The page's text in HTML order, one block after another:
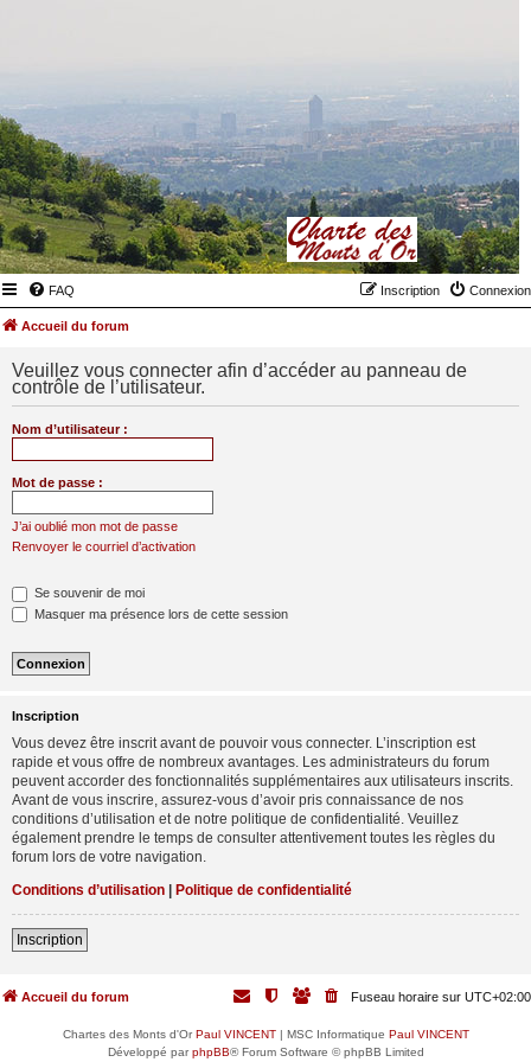
FAQ Connexion
Inscription
Accueil du forum
Veuillez vous connecter afin d’accéder au panneau de
contrôle de l’utilisateur.
Nom d’utilisateur :
Mot de passe :
J’ai oublié mon mot de passe
Renvoyer le courriel d’activation
Se souvenir de moi
Masquer ma présence lors de cette session
Inscription
Vous devez être inscrit avant de pouvoir vous connecter. L’inscription est
rapide et vous offre de nombreux avantages. Les administrateurs du forum
peuvent accorder des fonctionnalités supplémentaires aux utilisateurs inscrits.
Avant de vous inscrire, assurez-vous d’avoir pris connaissance de nos
conditions d’utilisation et de notre politique de confidentialité. Veuillez
également prendre le temps de consulter attentivement toutes les règles du
forum lors de votre navigation.
Conditions d’utilisation | Politique de confidentialité
Inscription
Accueil du forum Fuseau horaire sur UTC+02:00
Chartes des Monts d'OrPaul VINCENT| MSC Informatique Paul VINCENT
Développé parphpBB® Forum Software © phpBB Limited